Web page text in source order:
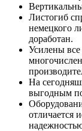
Листогиб
немецкого
доработан.
Усилены
На
выгодным
отличается